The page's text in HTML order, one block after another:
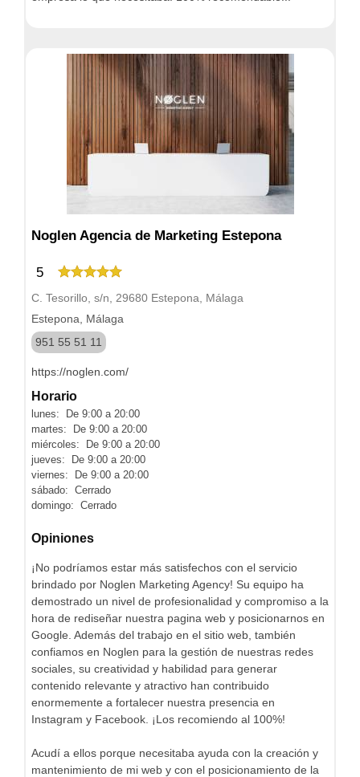
Noglen Agencia de Marketing Estepona
5
C. Tesorillo, s/n, 29680 Estepona, Málaga
Estepona, Málaga
951 55 51 11
https://noglen.com/
Horario
lunes: De 9:00 a 20:00
martes: De 9:00 a 20:00
miércoles: De 9:00 a 20:00
jueves: De 9:00 a 20:00
viernes: De 9:00 a 20:00
sábado: Cerrado
domingo: Cerrado
Opiniones
¡No podríamos estar más satisfechos con el servicio
brindado por Noglen Marketing Agency! Su equipo ha
demostrado un nivel de profesionalidad y compromiso a la
hora de rediseñar nuestra pagina web y posicionarnos en
Google. Además del trabajo en el sitio web, también
confiamos en Noglen para la gestión de nuestras redes
sociales, su creatividad y habilidad para generar
contenido relevante y atractivo han contribuido
enormemente a fortalecer nuestra presencia en
Instagram y Facebook. ¡Los recomiendo al 100%!
Acudí a ellos porque necesitaba ayuda con la creación y
mantenimiento de mi web y con el posicionamiento de la